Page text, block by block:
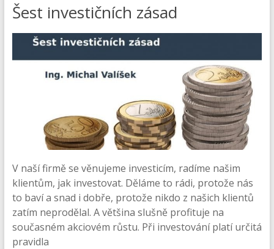
Šest investičních zásad
V naší firmě se věnujeme investicím, radíme našim
klientům, jak investovat. Děláme to rádi, protože nás
to baví a snad i dobře, protože nikdo z našich klientů
zatím neprodělal. A většina slušně profituje na
současném akciovém růstu. Při investování platí určitá
pravidla